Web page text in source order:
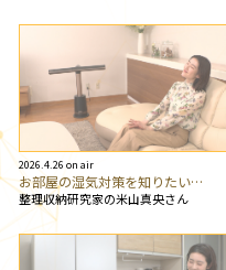
2026.4.26 on air
お部屋の湿気対策を知りたい…
整理収納研究家の米山真央さん